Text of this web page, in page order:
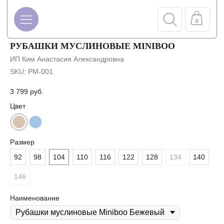
РУБАШКИ МУСЛИНОВЫЕ MINIBOO
ИП Ким Анастасия Александровна
SKU: РМ-001
3 799 руб.
Цвет
Размер
92
98 104 110 116 122 128 134 140
146
Наименование